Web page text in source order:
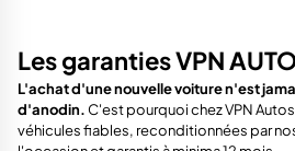
Les garanties VPN
L'achat d'une nouvelle voiture n'est
d'anodin.C'est pourquoi chez VPN
véhicules fiables, reconditionnées par